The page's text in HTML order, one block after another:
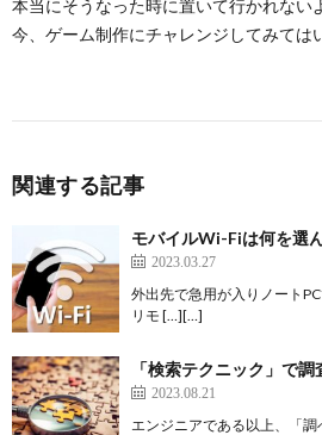
本当にそうなった時に置いて行かれない
今、ゲーム制作にチャレンジしてみては
関連する記事
モバイルWi-Fiは何を選
2023.03.27
外出先で急用が入りノート
リモ […][…]
「検索テクニック」で調
2023.08.21
エンジニアである以上、「調